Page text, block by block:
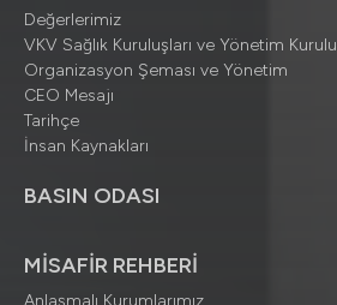
Değerlerimiz
VKV Sağlık Kuruluşları ve Yönetim Kurulu
Organizasyon Şeması ve Yönetim
CEO Mesajı
Tarihçe
İnsan Kaynakları
BASIN ODASI
MİSAFİR REHBERİ